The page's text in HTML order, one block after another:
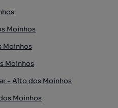
Moinhos
Moinhos
Moinhos
- Alto dos Moinhos
Moinhos